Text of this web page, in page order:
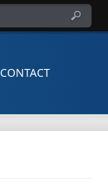
CONTACT